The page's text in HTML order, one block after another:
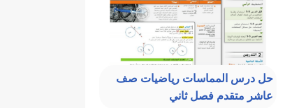
حل درس المماسات رياضيات صف
عاشر متقدم فصل ثاني